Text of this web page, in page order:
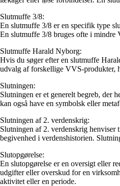
Slutmuffe 3/8:
En slutmuffe 3/8 er en specifik type
En slutmuffe 3/8 bruges ofte i
Slutmuffe Harald Nyborg:
Hvis du søger efter en slutmuffe
udvalg af forskellige VVS-produkter,
Slutningen:
Slutningen er et generelt begreb, der
kan også have en symbolsk eller
Slutningen af 2. verdenskrig:
Slutningen af 2. verdenskrig
begivenhed i verdenshistorien.
Slutopgørelse:
En slutopgørelse er en oversigt eller
udgifter eller overskud for en
aktivitet eller en periode.